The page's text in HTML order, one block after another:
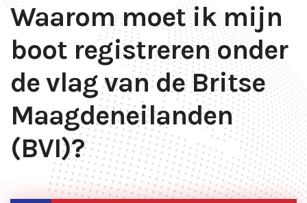
Waarom moet ik mijn
boot registreren onder
de vlag van de Britse
Maagdeneilanden
(BVI)?